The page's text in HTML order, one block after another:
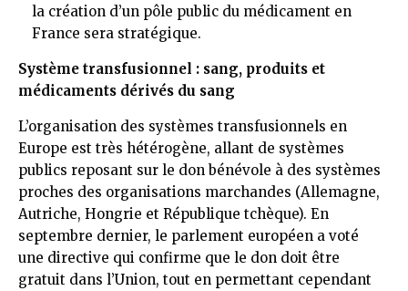
la création d’un pôle public du médicament en
France sera stratégique.
Système transfusionnel : sang, produits et
médicaments dérivés du sang
L’organisation des systèmes transfusionnels en
Europe est très hétérogène, allant de systèmes
publics reposant sur le don bénévole à des systèmes
proches des organisations marchandes (Allemagne,
Autriche, Hongrie et République tchèque). En
septembre dernier, le parlement européen a voté
une directive qui confirme que le don doit être
gratuit dans l’Union, tout en permettant cependant